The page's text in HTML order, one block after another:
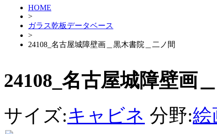
HOME
>
ガラス乾板データベース
>
24108_名古屋城障壁画＿黒木書院＿二ノ間
24108_名古屋城障壁画
サイズ:キャビネ 分野:絵